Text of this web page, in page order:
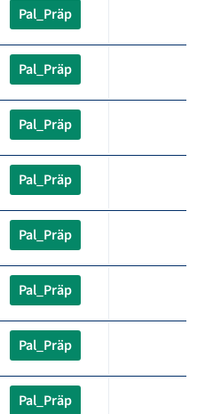
Pal_Präp
Pal_Präp
Pal_Präp
Pal_Präp
Pal_Präp
Pal_Präp
Pal_Präp
Pal_Präp